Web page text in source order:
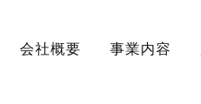
会社概要 事業内容